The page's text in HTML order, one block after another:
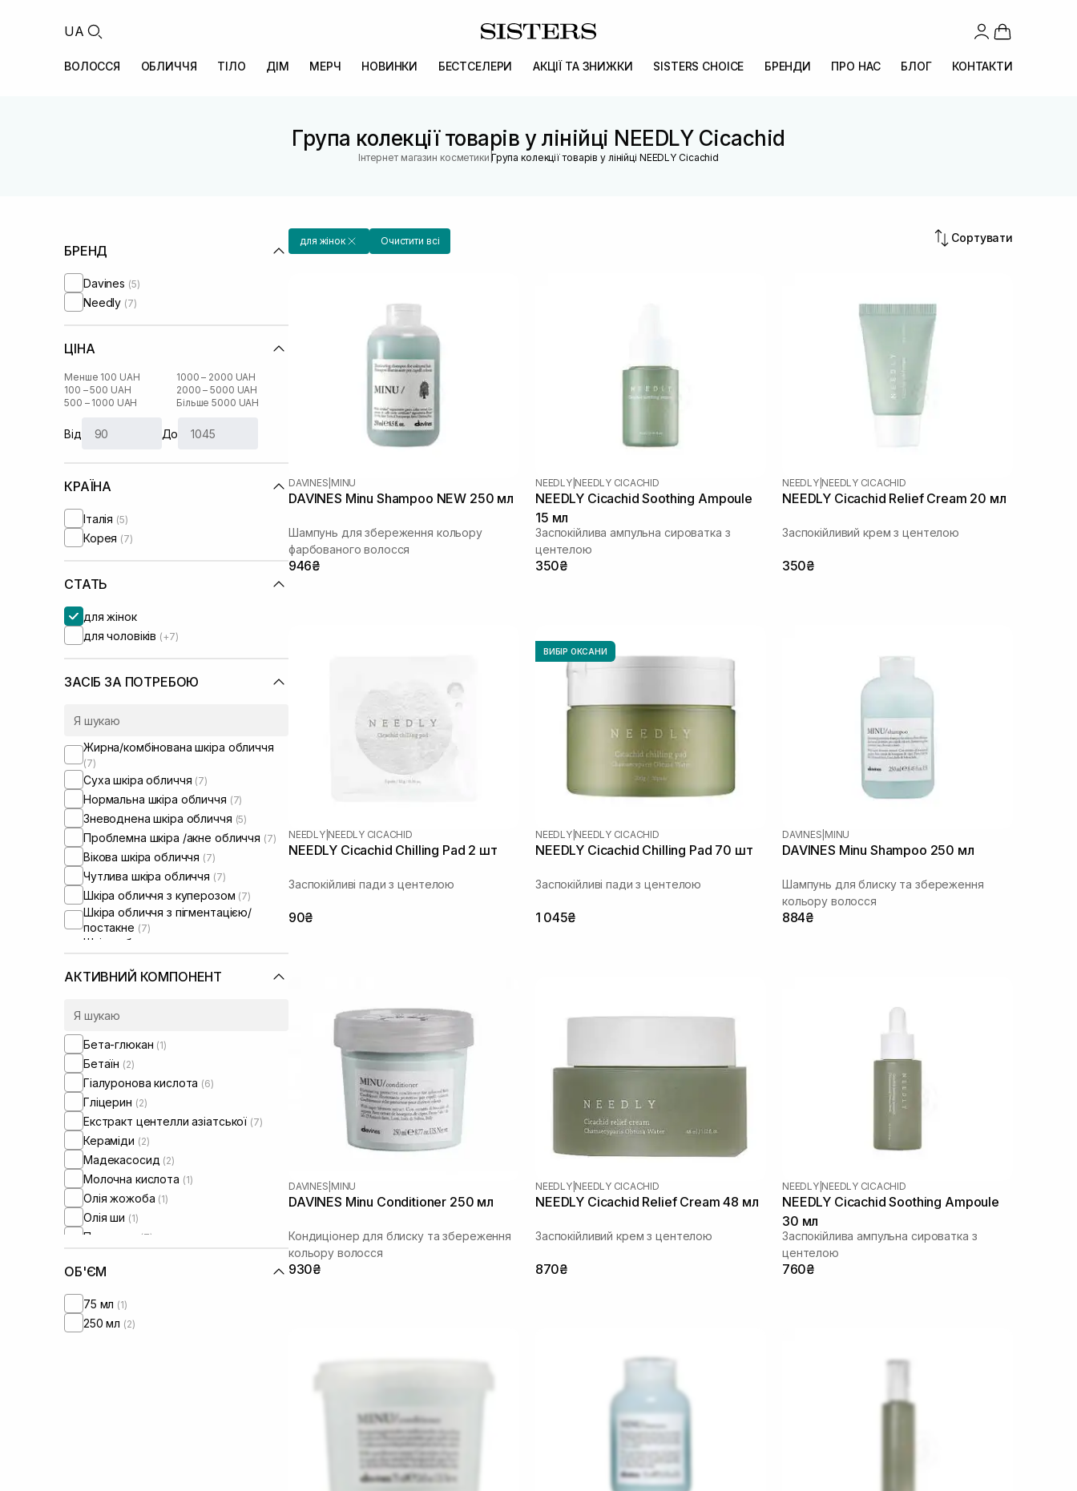
UA
ВОЛОССЯ ОБЛИЧЧЯ ТІЛО ДІМ МЕРЧ НОВИНКИ БЕСТСЕЛЕРИ АКЦІЇ ТА ЗНИЖКИ SISTERS CHOICE БРЕНДИ ПРО НАС БЛОГ КОНТАКТИ
Група колекції товарів у лінійці NEEDLY Cicachid
Інтернет магазин косметики |Група колекції товарів у лінійці NEEDLY Cicachid
БРЕНД
Davines (5)
Needly (7)
ЦІНА
Менше 100 UAH
100 – 500 UAH
500 – 1000 UAH
1000 – 2000 UAH
2000 – 5000 UAH
Більше 5000 UAH
Від До
КРАЇНА
Італія (5)
Корея (7)
СТАТЬ
для жінок
для чоловіків (+7)
ЗАСІБ ЗА ПОТРЕБОЮ
Жирна/комбінована шкіра обличчя
(7)
Суха шкіра обличчя (7)
Нормальна шкіра обличчя (7)
Зневоднена шкіра обличчя (5)
Проблемна шкіра /акне обличчя (7)
Вікова шкіра обличчя (7)
Чутлива шкіра обличчя (7)
Шкіра обличчя з куперозом (7)
Шкіра обличчя з пігментацією/
постакне (7)
Шкіра обличчя з розширеними
порами
Шкіра обличчя з порушеним
мікробіомом
Ламке волосся
АКТИВНИЙ КОМПОНЕНТ
Бета-глюкан (1)
Бетаїн (2)
Гіалуронова кислота (6)
Гліцерин (2)
Екстракт центелли азіатської (7)
Кераміди (2)
Мадекасосид (2)
Молочна кислота (1)
Олія жожоба (1)
Олія ши (1)
Пантенол (7)
ОБ'ЄМ
75 мл (1)
250 мл (2)
для жінок Очистити всі Сортувати
DAVINES MINU
DAVINES Minu Shampoo NEW 250 мл
Шампунь для збереження кольору
фарбованого волосся
946₴
NEEDLY| NEEDLY CICACHID
NEEDLY Cicachid Soothing Ampoule
15 мл
Заспокійлива ампульна сироватка з
центелою
350₴
NEEDLY| NEEDLY CICACHID
NEEDLY Cicachid Relief Cream 20 мл
Заспокійливий крем з центелою
350₴
NEEDLY| NEEDLY CICACHID
NEEDLY Cicachid Chilling Pad 2 шт
Заспокійливі пади з центелою
90₴
ВИБІР ОКСАНИ
NEEDLY| NEEDLY CICACHID
NEEDLY Cicachid Chilling Pad 70 шт
Заспокійливі пади з центелою
1 045₴
DAVINES MINU
DAVINES Minu Shampoo 250 мл
Шампунь для блиску та збереження
кольору волосся
884₴
DAVINES MINU
DAVINES Minu Conditioner 250 мл
Кондиціонер для блиску та збереження
кольору волосся
930₴
NEEDLY| NEEDLY CICACHID
NEEDLY Cicachid Relief Cream 48 мл
Заспокійливий крем з центелою
870₴
NEEDLY| NEEDLY CICACHID
NEEDLY Cicachid Soothing Ampoule
30 мл
Заспокійлива ампульна сироватка з
центелою
760₴